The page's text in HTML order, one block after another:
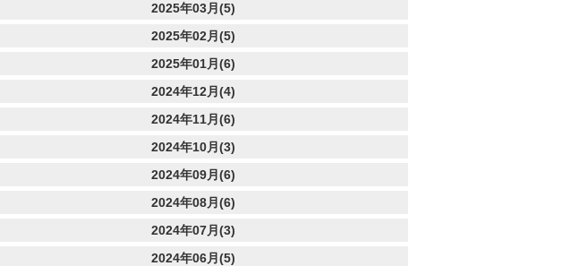
2025年03月(5)
2025年02月(5)
2025年01月(6)
2024年12月(4)
2024年11月(6)
2024年10月(3)
2024年09月(6)
2024年08月(6)
2024年07月(3)
2024年06月(5)